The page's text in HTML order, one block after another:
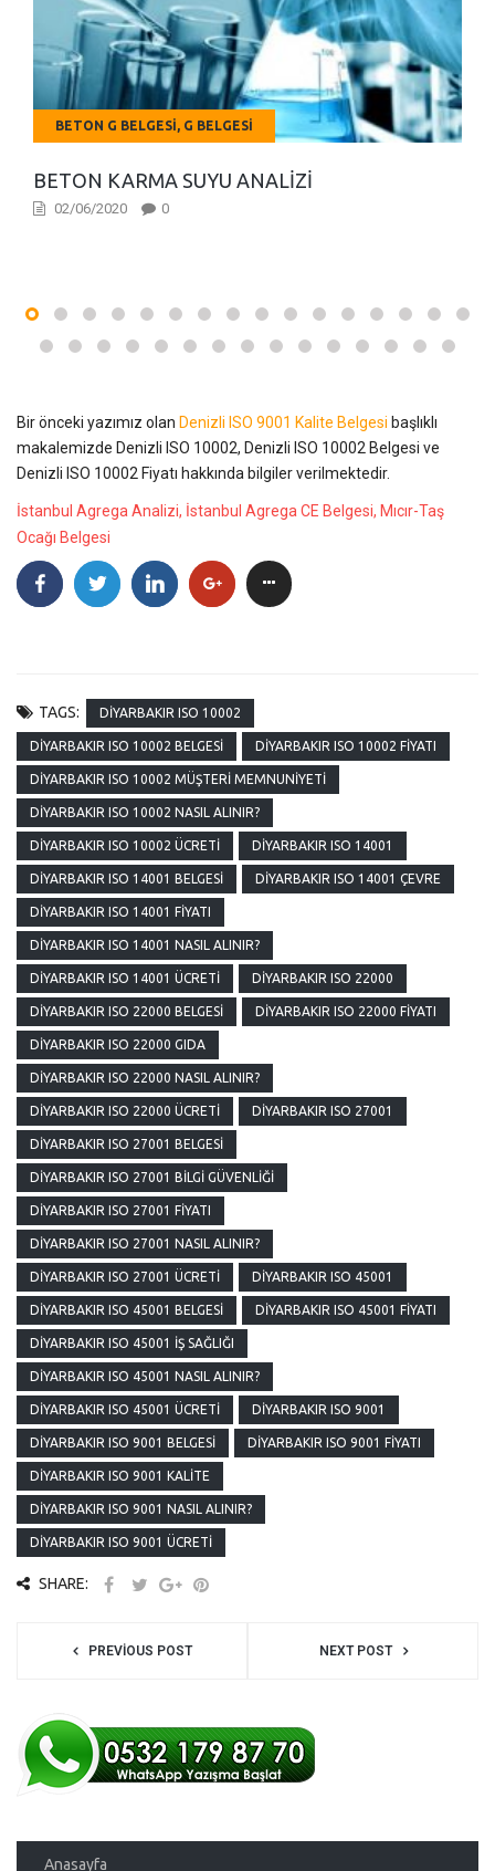
BETON G BELGESI, G BELGESI
BETON KARMA SUYU ANALIZI
02/06/2020 0
Bir önceki yazımız olan Denizli ISO 9001 Kalite Belgesi başlıklı
makalemizde Denizli ISO 10002, Denizli ISO 10002 Belgesi ve
Denizli ISO 10002 Fiyatı hakkında bilgiler verilmektedir.
İstanbul Agrega Analizi, İstanbul Agrega CE Belgesi, Mıcır-Taş
Ocağı Belgesi
TAGS: DIYARBAKIR ISO 10002
DIYARBAKIR ISO 10002 BELGESI DIYARBAKIR ISO 10002 FIYATI
DIYARBAKIR ISO 10002 MÜŞTERI MEMNUNIYETI
DIYARBAKIR ISO 10002 NASIL ALINIR?
DIYARBAKIR ISO 10002 ÜCRETI DIYARBAKIR ISO 14001
DIYARBAKIR ISO 14001 BELGESI DIYARBAKIR ISO 14001 ÇEVRE
DIYARBAKIR ISO 14001 FIYATI
DIYARBAKIR ISO 14001 NASIL ALINIR?
DIYARBAKIR ISO 14001 ÜCRETI DIYARBAKIR ISO 22000
DIYARBAKIR ISO 22000 BELGESI DIYARBAKIR ISO 22000 FIYATI
DIYARBAKIR ISO 22000 GIDA
DIYARBAKIR ISO 22000 NASIL ALINIR?
DIYARBAKIR ISO 22000 ÜCRETI DIYARBAKIR ISO 27001
DIYARBAKIR ISO 27001 BELGESI
DIYARBAKIR ISO 27001 BILGI GÜVENLIĞI
DIYARBAKIR ISO 27001 FIYATI
DIYARBAKIR ISO 27001 NASIL ALINIR?
DIYARBAKIR ISO 27001 ÜCRETI DIYARBAKIR ISO 45001
DIYARBAKIR ISO 45001 BELGESI DIYARBAKIR ISO 45001 FIYATI
DIYARBAKIR ISO 45001 İŞ SAĞLIĞI
DIYARBAKIR ISO 45001 NASIL ALINIR?
DIYARBAKIR ISO 45001 ÜCRETI DIYARBAKIR ISO 9001
DIYARBAKIR ISO 9001 BELGESI DIYARBAKIR ISO 9001 FIYATI
DIYARBAKIR ISO 9001 KALITE
DIYARBAKIR ISO 9001 NASIL ALINIR?
DIYARBAKIR ISO 9001 ÜCRETI
SHARE:
PREVIOUS POST NEXT POST
Anasayfa